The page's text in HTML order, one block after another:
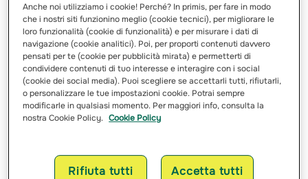
aspetto potenzialmente dannoso per la corretta
attitudine dell’investitore. Si tratta del cosiddetto
“effetto gregge”,ovvero un fenomeno psicologico e
comportamentale in cui gli individui tendono a seguire
le decisioni della maggioranza, spesso senza un’analisi
critica personale. Nel mondo degli investimenti, ciò si
manifesta quando gli investitoricomprano o vendono
dell’operazione.
Anche noi utilizziamo i cookie! Perché? In primis, per fare in modo
che i nostri siti funzionino meglio (cookie tecnici), per migliorare le
loro funzionalità (cookie di funzionalità) e per misurare i dati di
navigazione (cookie analitici). Poi, per proporti contenuti davvero
pensati per te (cookie per pubblicità mirata) e permetterti di
condividere contenuti di tuo interesse e interagire con i social
(cookie dei social media). Puoi scegliere se accettarli tutti, rifiutarli,
o personalizzare le tue impostazioni cookie. Potrai sempre
modificarle in qualsiasi momento. Per maggiori info, consulta la
nostra Cookie Policy. Cookie Policy
Rifiuta tutti Accetta tutti